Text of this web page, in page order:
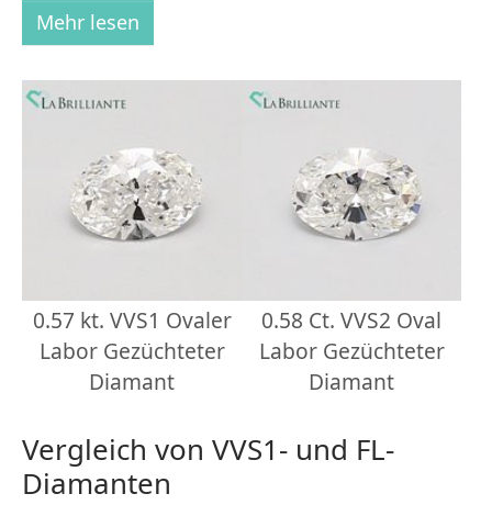
Mehr lesen
0.57 kt. VVS1 Ovaler
Labor Gezüchteter
Diamant
0.58 Ct. VVS2 Oval
Labor Gezüchteter
Diamant
Vergleich von VVS1- und FL-
Diamanten